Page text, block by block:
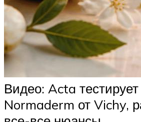
Видео: Acta
Normaderm от Vichy,